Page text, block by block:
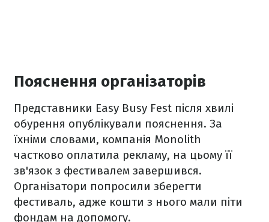
Пояснення організаторів
Представники Easy Busy Fest після хвилі
обурення опублікували пояснення. За
їхніми словами, компанія Monolith
частково оплатила рекламу, на цьому її
зв'язок з фестивалем завершився.
Організатори попросили зберегти
фестиваль, адже кошти з нього мали піти
фондам на допомогу.